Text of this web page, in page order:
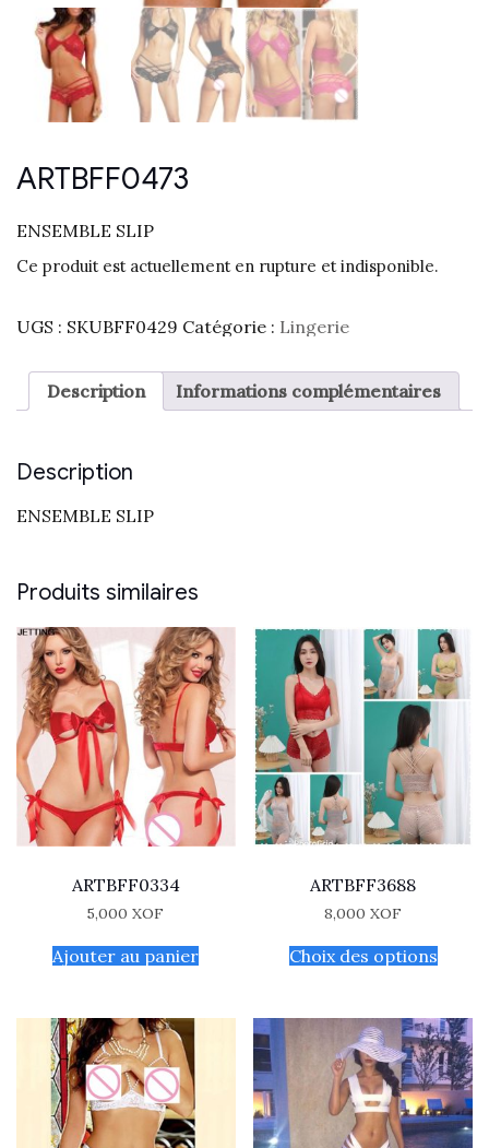
ARTBFF0473
ENSEMBLE SLIP
Ce produit est actuellement en rupture et indisponible.
UGS : SKUBFF0429 Catégorie : Lingerie
Description Informations complémentaires
Description
ENSEMBLE SLIP
Produits similaires
ARTBFF0334
5,000XOF
Ajouter au panier
ARTBFF3688
8,000XOF
Choix des options